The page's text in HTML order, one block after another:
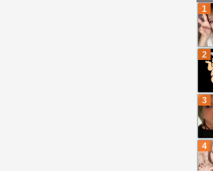
1
2
3
4